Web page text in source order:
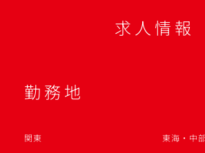
求人情報
勤務地
関東
東海・中